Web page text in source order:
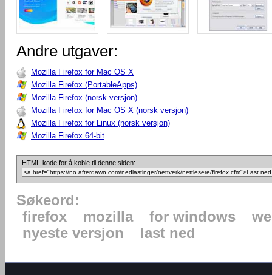
Andre utgaver:
Mozilla Firefox for Mac OS X
Mozilla Firefox (PortableApps)
Mozilla Firefox (norsk versjon)
Mozilla Firefox for Mac OS X (norsk versjon)
Mozilla Firefox for Linux (norsk versjon)
Mozilla Firefox 64-bit
HTML-kode for å koble til denne siden:
Søkeord:
firefox
mozilla for windows
nyeste versjon
last ned